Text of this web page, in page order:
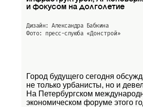
и фокусом на долголетие
Дизайн: Александра Бабкина
Фото: пресс-слуюба «Донстрой»
Город будущего сегодня
не только урбанисты, но и
На Петербургском
экономическом форуме этого